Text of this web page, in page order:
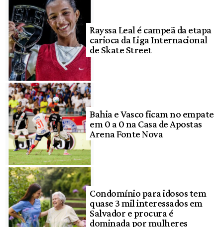
Rayssa Leal é campeã da etapa
carioca da Liga Internacional
de Skate Street
Bahia e Vasco ficam no empate
em 0 a 0 na Casa de Apostas
Arena Fonte Nova
Condomínio para idosos tem
quase 3 mil interessados em
Salvador e procura é
dominada por mulheres